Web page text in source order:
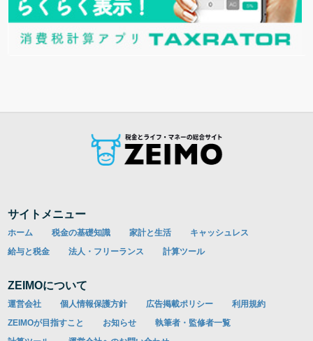
サイトメニュー
ホーム 税金の基礎知識 家計と生活
キャッシュレス
給与と税金
法人・フリーランス 計算ツール
ZEIMOについて
運営会社 個人情報保護方針 広告掲載ポリシー
利用規約
ZEIMOが目指すこと
お知らせ
執筆者・監修者一覧